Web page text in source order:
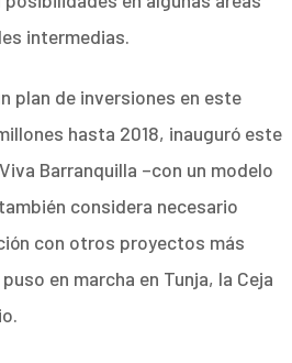
intermedias.
plan de inversiones en este
hasta 2018, inauguró este
Barranquilla –con un modelo
considera necesario
con otros proyectos más
en marcha en Tunja, la Ceja